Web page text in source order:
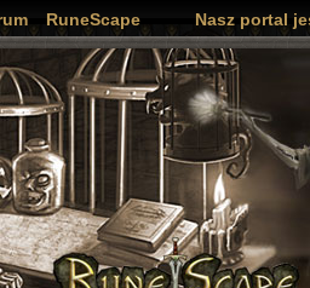
RuneScape Nasz portal